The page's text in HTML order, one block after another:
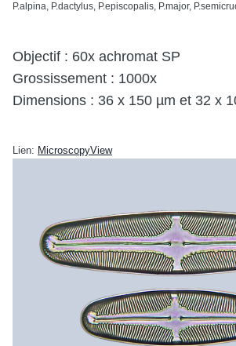
P.alpina, P.dactylus, P.episcopalis, P.major,
Objectif : 60x achromat SP
Grossissement : 1000x
Dimensions : 36 x 150 µm et 32 x
Lien: MicroscopyView